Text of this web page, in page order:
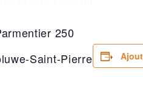
250
Saint-Pierre